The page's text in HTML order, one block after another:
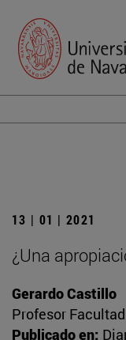
13 | 01 | 2021
¿Una
Gerardo Castillo
Profesor
Publicado en: